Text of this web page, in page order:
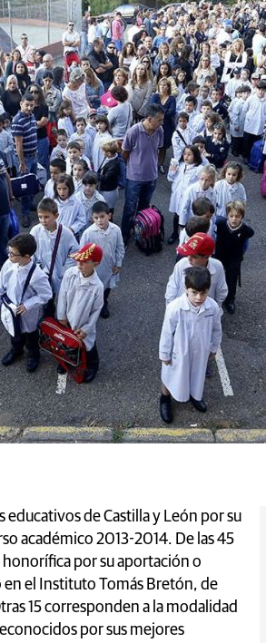
educativos de Castilla y León por su
académico 2013-2014. De las 45
por su aportación o
el Instituto Tomás Bretón, de
15 corresponden a la modalidad
por sus mejores